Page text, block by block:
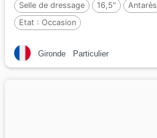
Selle de dressage 16,5" Antarès
Etat : Occasion
Gironde Particulier